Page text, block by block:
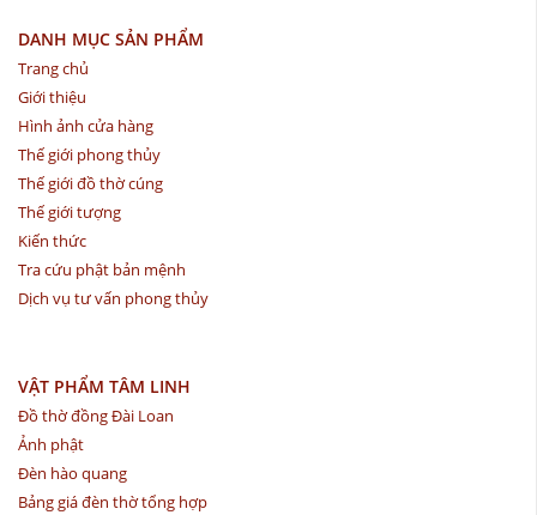
DANH MỤC SẢN PHẨM
Trang chủ
Giới thiệu
Hình ảnh cửa hàng
Thế giới phong thủy
Thế giới đồ thờ cúng
Thế giới tượng
Kiến thức
Tra cứu phật bản mệnh
Dịch vụ tư vấn phong thủy
VẬT PHẨM TÂM LINH
Đồ thờ đồng Đài Loan
Ảnh phật
Đèn hào quang
Bảng giá đèn thờ tổng hợp